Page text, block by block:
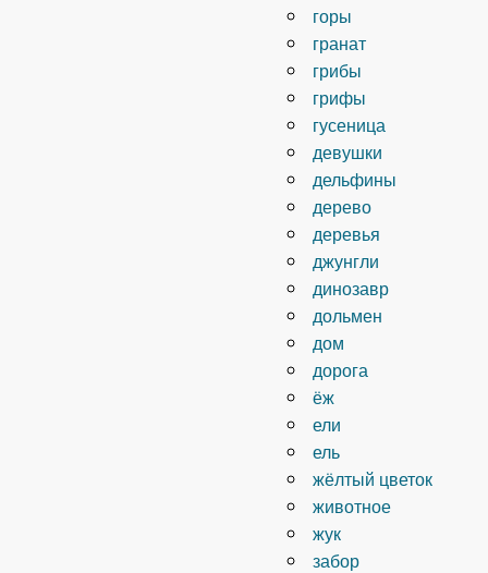
горы
гранат
грибы
грифы
гусеница
девушки
дельфины
дерево
деревья
джунгли
динозавр
дольмен
дом
дорога
ёж
ели
ель
жёлтый цветок
животное
жук
забор